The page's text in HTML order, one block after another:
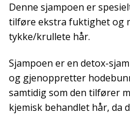
Denne sjampoen er
tilføre ekstra fuktighet og
tykke/krullete hår.
Sjampoen er en detox-
og gjenoppretter
samtidig som den tilfører
kjemisk behandlet hår, da